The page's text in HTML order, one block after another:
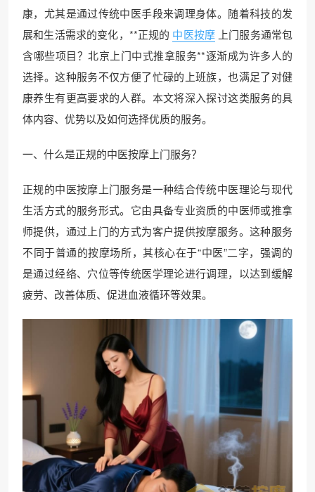
康，尤其是通过传统中医手段来调理身体。随着科技的发
展和生活需求的变化，**正规的 中医按摩 上门服务通常包
含哪些项目？北京上门中式推拿服务**逐渐成为许多人的
选择。这种服务不仅方便了忙碌的上班族，也满足了对健
康养生有更高要求的人群。本文将深入探讨这类服务的具
体内容、优势以及如何选择优质的服务。
一、什么是正规的中医按摩上门服务？
正规的中医按摩上门服务是一种结合传统中医理论与现代
生活方式的服务形式。它由具备专业资质的中医师或推拿
师提供，通过上门的方式为客户提供按摩服务。这种服务
不同于普通的按摩场所，其核心在于“中医”二字，强调的
是通过经络、穴位等传统医学理论进行调理，以达到缓解
疲劳、改善体质、促进血液循环等效果。